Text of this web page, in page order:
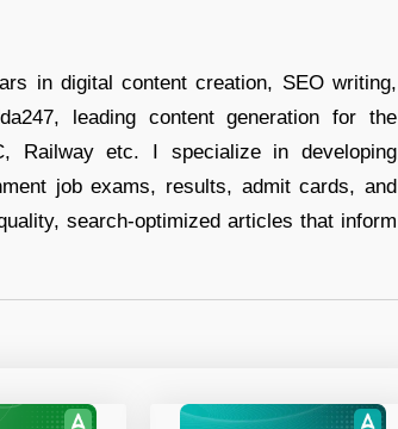
in digital content creation, SEO writing,
leading content generation for the
Railway etc. I specialize in developing
job exams, results, admit cards, and
search-optimized articles that inform